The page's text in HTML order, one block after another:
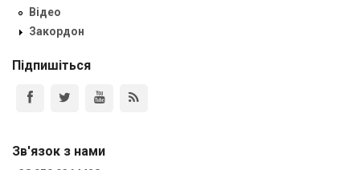
Відео
Закордон
Підпишіться
Зв'язок з нами